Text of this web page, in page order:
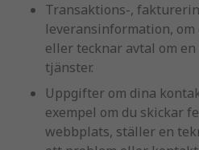
Transaktions-,
leveransinformation, om
eller tecknar avtal om
tjänster.
Uppgifter om dina
exempel om du skickar
webbplats, ställer en